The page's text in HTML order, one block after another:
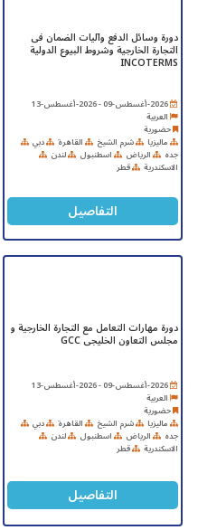
دورة وسائل الدفع وآليات الضمان فى
التجارة الخارجية وشروط البيوع الدولية
INCOTERMS
2026-أغسطس-09 - 2026-أغسطس-13
العربية
حضورية
ماليزيا شرم الشيخ القاهرة دبي
جده الرياض اسطنبول لندن
الاسكندرية قطر
التفاصيل
دورة مهارات التعامل مع التجارة الخارجية و
مجلس التعاون الخليجى GCC
2026-أغسطس-09 - 2026-أغسطس-13
العربية
حضورية
ماليزيا شرم الشيخ القاهرة دبي
جده الرياض اسطنبول لندن
الاسكندرية قطر
التفاصيل